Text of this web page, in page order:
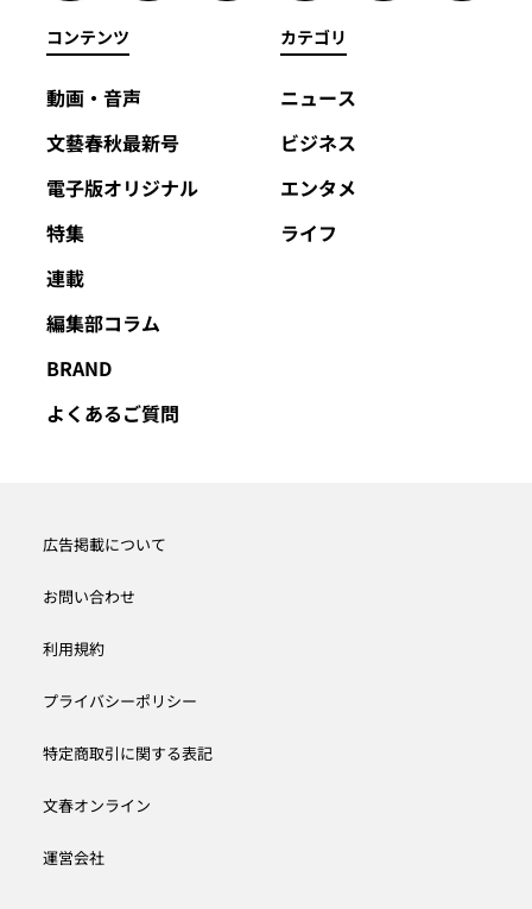
コンテンツ
動画・音声
文藝春秋最新号
電子版オリジナル
特集
連載
編集部コラム
BRAND
よくあるご質問
カテゴリ
ニュース
ビジネス
エンタメ
ライフ
広告掲載について
お問い合わせ
利用規約
プライバシーポリシー
特定商取引に関する表記
文春オンライン
運営会社